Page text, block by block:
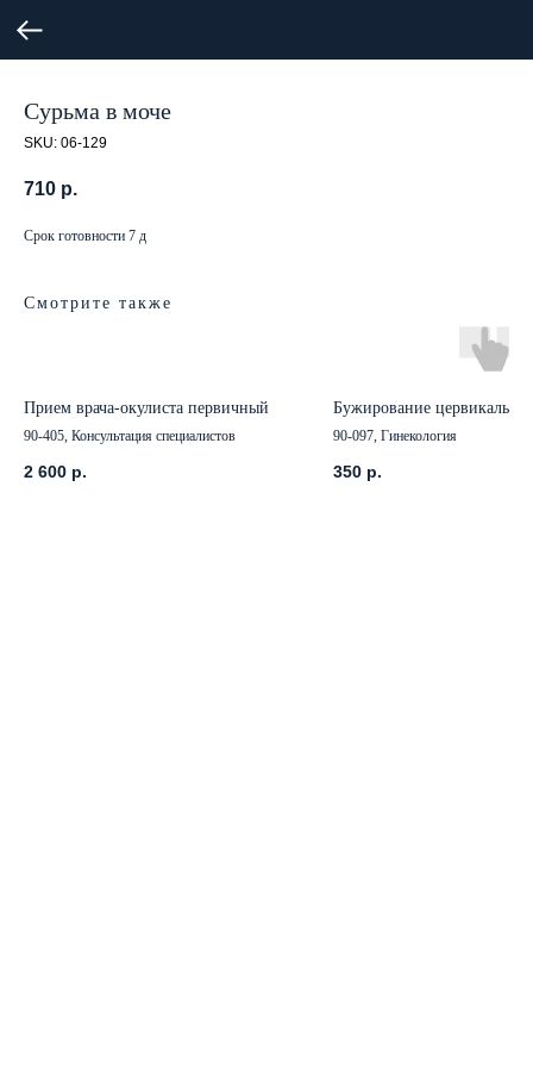
Сурьма в моче
SKU: 06-129
710 р.
Срок готовности 7 д
Смотрите также
Прием врача-окулиста первичный
90-405, Консультация специалистов
2 600 р.
Бужирование
90-097, Гинекология
350 р.